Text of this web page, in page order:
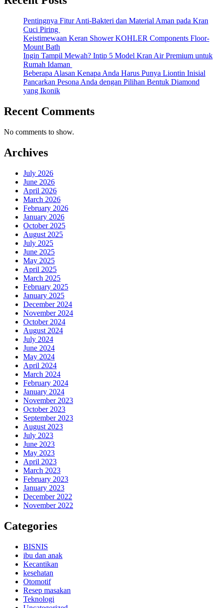
Pentingnya Fitur Anti-Bakteri dan Material Aman pada Kran
Cuci Piring
Keistimewaan Keran Shower KOHLER Components Floor-
Mount Bath
Ingin Tampil Mewah? Intip 5 Model Kran Air Premium untuk
Rumah Idaman
Beberapa Alasan Kenapa Anda Harus Punya Liontin Inisial
Pancarkan Pesona Anda dengan Pilihan Bentuk Diamond
yang Ikonik
Recent Comments
No comments to show.
Archives
July 2026
June 2026
April 2026
March 2026
February 2026
January 2026
October 2025
August 2025
July 2025
June 2025
May 2025
April 2025
March 2025
February 2025
January 2025
December 2024
November 2024
October 2024
August 2024
July 2024
June 2024
May 2024
April 2024
March 2024
February 2024
January 2024
November 2023
October 2023
September 2023
August 2023
July 2023
June 2023
May 2023
April 2023
March 2023
February 2023
January 2023
December 2022
November 2022
Categories
BISNIS
ibu dan anak
Kecantikan
kesehatan
Otomotif
Resep masakan
Teknologi